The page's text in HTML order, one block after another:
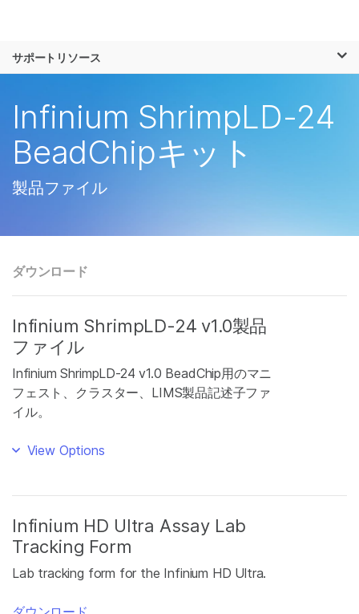
ソリューション
企業情報
サポート
サポートリソース
Infinium ShrimpLD-24
BeadChipキット
製品ファイル
ダウンロード
Infinium ShrimpLD-24 v1.0製品
ファイル
Infinium ShrimpLD-24 v1.0 BeadChip用のマニ
フェスト、クラスター、LIMS製品記述子ファ
イル。
View Options
Infinium HD Ultra Assay Lab
Tracking Form
Lab tracking form for the Infinium HD Ultra.
お気に入りの分野を選択すると、関連性の
高いコンテンツへのリンクが表示されます:
がん研究
微生物研究
農学研究
複雑な疾患
臨床オンコロジー
生殖医学
遺伝性および希少疾
患研究